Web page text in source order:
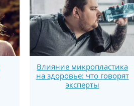
Влияние микропластика
на здоровье: что говорят
эксперты